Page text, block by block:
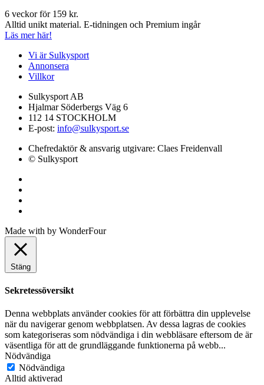
6 veckor för 159 kr.
Alltid unikt material. E-tidningen och Premium ingår
Läs mer här!
Vi är Sulkysport
Annonsera
Villkor
Sulkysport AB
Hjalmar Söderbergs Väg 6
112 14 STOCKHOLM
E-post: info@sulkysport.se
Chefredaktör & ansvarig utgivare: Claes Freidenvall
© Sulkysport
Made with by WonderFour
Stäng
Sekretessöversikt
Denna webbplats använder cookies för att förbättra din upplevelse
när du navigerar genom webbplatsen. Av dessa lagras de cookies
som kategoriseras som nödvändiga i din webbläsare eftersom de är
väsentliga för att de grundläggande funktionerna på webb...
Nödvändiga
Nödvändiga
Alltid aktiverad